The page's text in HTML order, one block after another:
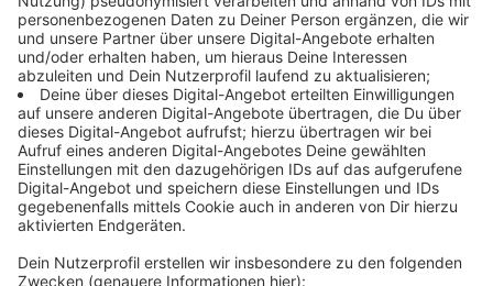
einfach fünf Dinge in die Hand gedrückt, zu denen er
das erzählt, was ihm als Erstes einfällt. Keine
Standardantworten, keine Promotionaussagen -
sondern ganz persönliche Geschichten - das ist „Fünf
für"!
Anzeige